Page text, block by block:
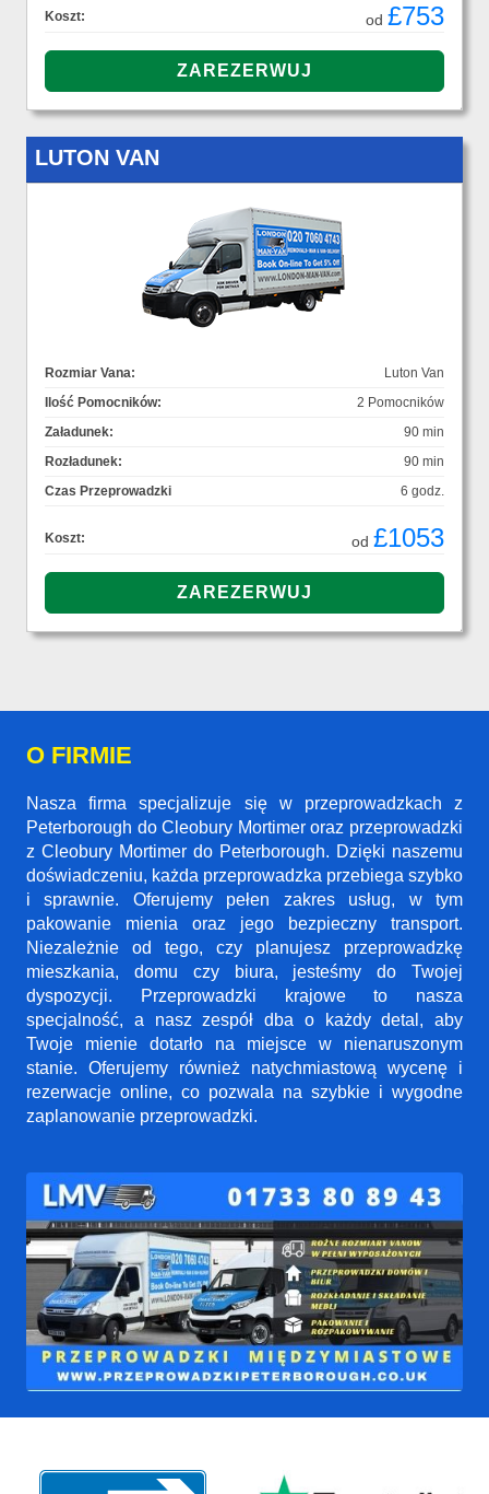
Koszt: od £753
LUTON VAN
Rozmiar Vana:
Luton Van
Ilość Pomocników:
2 Pomocników
Załadunek:
90 min
Rozładunek:
90 min
Czas Przeprowadzki
6 godz.
Koszt: od £1053
O FIRMIE
Nasza firma specjalizuje się w przeprowadzkach z
Peterborough do Cleobury Mortimer oraz przeprowadzki
z Cleobury Mortimer do Peterborough. Dzięki naszemu
doświadczeniu, każda przeprowadzka przebiega szybko
i sprawnie. Oferujemy pełen zakres usług, w tym
pakowanie mienia oraz jego bezpieczny transport.
Niezależnie od tego, czy planujesz przeprowadzkę
mieszkania, domu czy biura, jesteśmy do Twojej
dyspozycji. Przeprowadzki krajowe to nasza
specjalność, a nasz zespół dba o każdy detal, aby
Twoje mienie dotarło na miejsce w nienaruszonym
stanie. Oferujemy również natychmiastową wycenę i
rezerwacje online, co pozwala na szybkie i wygodne
zaplanowanie przeprowadzki.